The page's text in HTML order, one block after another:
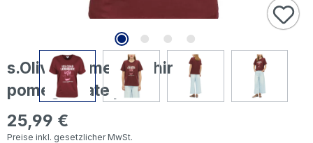
s.Oliver Damen T-Shirt dark
pomegranate print
Regulärer Preis:
25,99 €
Preise inkl. gesetzlicher MwSt.